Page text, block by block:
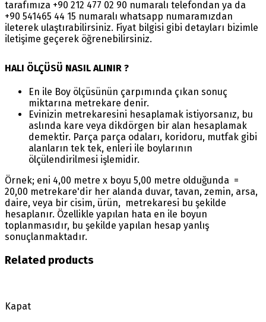
tarafımıza +90 212 477 02 90 numaralı telefondan ya da
+90 541465 44 15 numaralı whatsapp numaramızdan
ileterek ulaştırabilirsiniz. Fiyat bilgisi gibi detayları bizimle
iletişime geçerek öğrenebilirsiniz.
HALI ÖLÇÜSÜ NASIL ALINIR ?
En ile Boy ölçüsünün çarpımında çıkan sonuç
miktarına metrekare denir.
Evinizin metrekaresini hesaplamak istiyorsanız, bu
aslında kare veya dikdörgen bir alan hesaplamak
demektir. Parça parça odaları, koridoru, mutfak gibi
alanların tek tek, enleri ile boylarının
ölçülendirilmesi işlemidir.
Örnek; eni 4,00 metre x boyu 5,00 metre olduğunda =
20,00 metrekare'dir her alanda duvar, tavan, zemin, arsa,
daire, veya bir cisim, ürün, metrekaresi bu şekilde
hesaplanır. Özellikle yapılan hata en ile boyun
toplanmasıdır, bu şekilde yapılan hesap yanlış
sonuçlanmaktadır.
Related products
Kapat